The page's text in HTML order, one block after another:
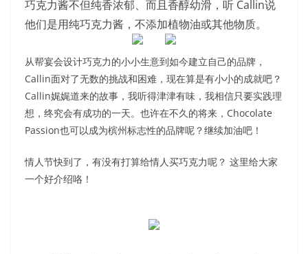
巧克力酱不但纯香浓郁、而且香醇幼滑，听 Callin说
他们是用纯巧克力酱，不添加植物油或其他物质。
从帮宴会设计巧克力的小小生意到如今建立自己的品牌，
Callin面对了无数的挑战和困难，现在算是有小小的成就吧？
Callin娓娓道来的故事，我听得津津有味，我相信只要实践理
想，终究会有成功的一天。也许在不久的将来，Chocolate
Passion也可以成为槟州标志性的品牌呢？继续加油吧！
情人节快到了，有没有打算给情人买巧克力呢？ 这里给大家
一个好介绍咯！